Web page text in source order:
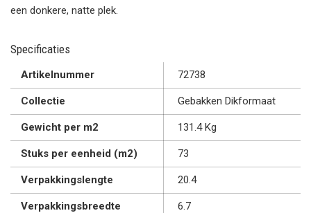
een donkere, natte plek.
Specificaties
Artikelnummer 72738
Collectie Gebakken Dikformaat
Gewicht per m2 131.4 Kg
Stuks per eenheid (m2) 73
Verpakkingslengte 20.4
Verpakkingsbreedte 6.7